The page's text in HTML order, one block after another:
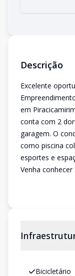
Descrição
Excelente
em
conta com 2
garagem. O
como piscina
esportes e
Venha
Bicicletário